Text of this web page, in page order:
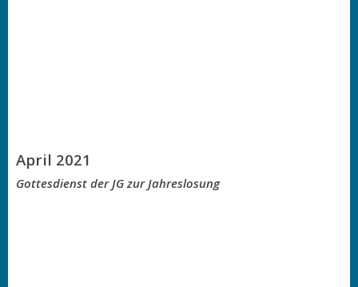
April 2021
Gottesdienst der JG zur Jahreslosung